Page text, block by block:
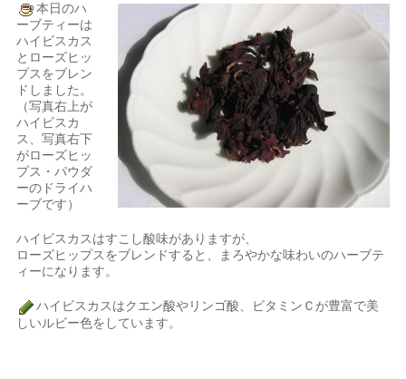
本日のハ
ーブティーは
ハイビスカス
とローズヒッ
プスをブレン
ドしました。
（写真右上が
ハイビスカ
ス、写真右下
がローズヒッ
プス・パウダ
ーのドライハ
ーブです）
ハイビスカスはすこし酸味がありますが、
ローズヒップスをブレンドすると、まろやかな味わいのハーブテ
ィーになります。
ハイビスカスはクエン酸やリンゴ酸、ビタミンＣが豊富で美
しいルビー色をしています。